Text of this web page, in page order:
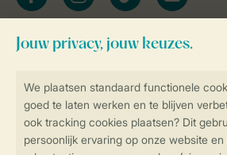
Veilig en snel online boeken
Blijf op de hoogte